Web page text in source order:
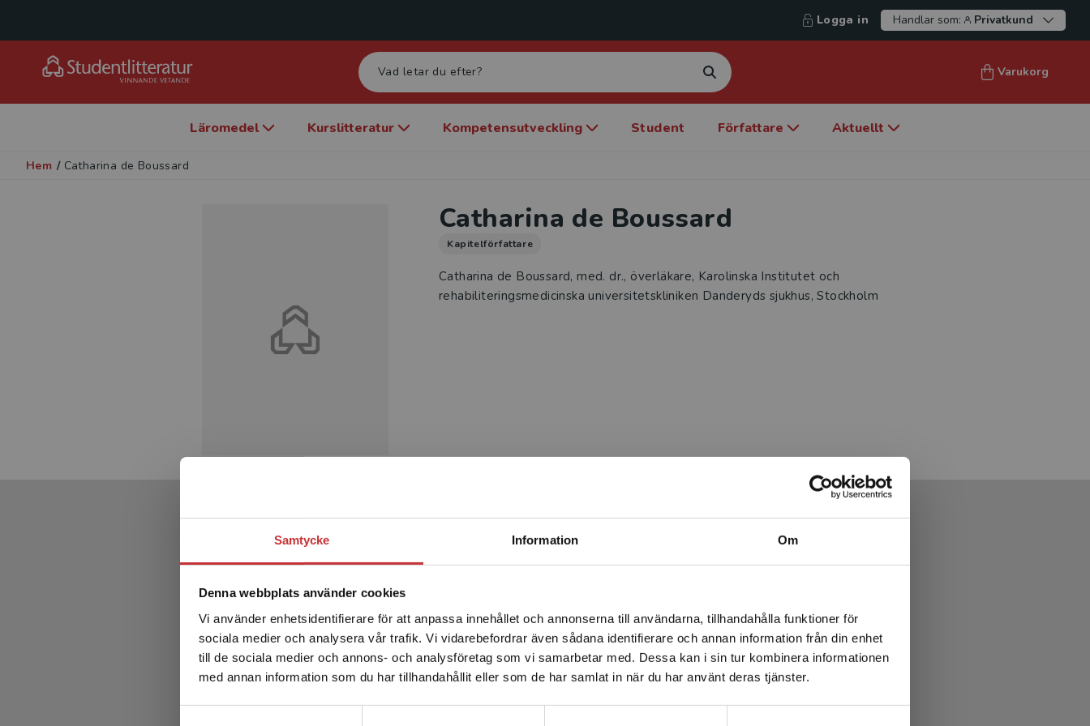
Samtycke Information Om
Denna webbplats använder cookies
Vi använder enhetsidentifierare för att anpassa innehållet och annonserna till användarna, tillhandahålla funktioner för
sociala medier och analysera vår trafik. Vi vidarebefordrar även sådana identifierare och annan information från din enhet
till de sociala medier och annons- och analysföretag som vi samarbetar med. Dessa kan i sin tur kombinera informationen
med annan information som du har tillhandahållit eller som de har samlat in när du har använt deras tjänster.
Begränsad fraktregion
Det verkar som att du besöker studentlitteratur.se via en
enhet utanför Sverige. Vi erbjuder inte leveranser utanför
Sverige. För att kunna slutföra ett köp måste
leveransadressen vara i Sverige.Läs mer
Logga in Handlar som: Privatkund
Varukorg
Läromedel Kurslitteratur Kompetensutveckling Student Författare Aktuellt
Hem / Catharina de Boussard
Catharina de Boussard
Kapitelförfattare
Catharina de Boussard, med. dr., överläkare, Karolinska Institutet och
rehabiliteringsmedicinska universitetskliniken Danderyds sjukhus, Stockholm
Produkter